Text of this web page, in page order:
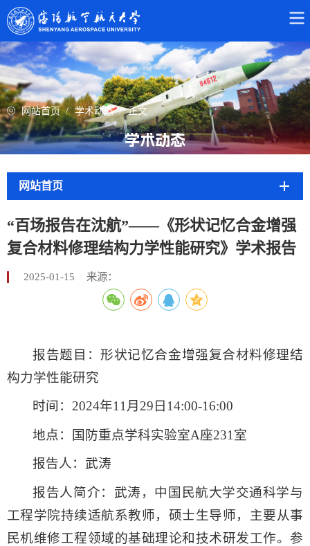
网站首页 / 学术动态 / 正文
学术动态
网站首页
“百场报告在沈航”——《形状记忆合金增强
复合材料修理结构力学性能研究》学术报告
2025-01-15 来源：
报告题目：形状记忆合金增强复合材料修理结
构力学性能研究
时间：2024年11月29日14:00-16:00
地点：国防重点学科实验室A座231室
报告人：武涛
报告人简介：武涛，中国民航大学交通科学与
工程学院持续适航系教师，硕士生导师，主要从事
民机维修工程领域的基础理论和技术研发工作。参